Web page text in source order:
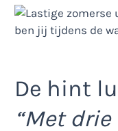
De hint
“Met